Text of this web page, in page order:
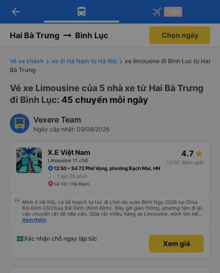
Tải app Vexere ngay!
Nhận ưu đãi thành viên độc
Mở app
Tải app Vexere
-30k/ghế khi đặt vé máy bay qua
Mở app
arrow_back -30k
Hai Bà Trưng Bình Lục Chọn ngày
Vé xe khách xe đi Hà Nam từ Hà Nội
xe limousine đi Bình Lục từ Hai
Bà Trưng
Vé xe Limousine của 5 nhà xe từ Hai Bà Trưng
đi Bình Lục: 45 chuyến mỗi ngày
Vexere Team
Ngày cập nhật: 09/08/2026
X.E Việt Nam
Limousine 11 chỗ
4.7
(2157 đánh giá)
12:50 • Số 72 Phố Vọng, phường Bạch Mai, HN
1 giờ 20 phút
14:10 • Hà Nam
Mình ở Hà Nội, có kế hoạch tự túc đi chơi-du xuân Bính Ngọ 2026 tại Chùa
Bái Đính Cổ/Chùa Bái Đính (Ninh Bình). Bây giờ giao thông, phương tiện đi lại,
vận chuyển rất dễ tiếp cận. Giữa rất nhiều hãng xe Limousine, mình tìm kiếm
trên Vexere và chốt được lịch phù hợp với hãng xe X.E Việt Nam. Giá vé lượt
phường Hoa Lư đến Chùa Bái Đính, phường Tây Hoa Lư khoảng cách là
~20km, hãng nhiệt tình đưa đón dù chỉ là 1 người, đưa đón 2 chiều bằng xe
trung chuyển với khoảng cách tổng là 40km mà phí thu thêm chỉ có
Xem thêm
Xác nhận chỗ ngay lập tức
Xem giá